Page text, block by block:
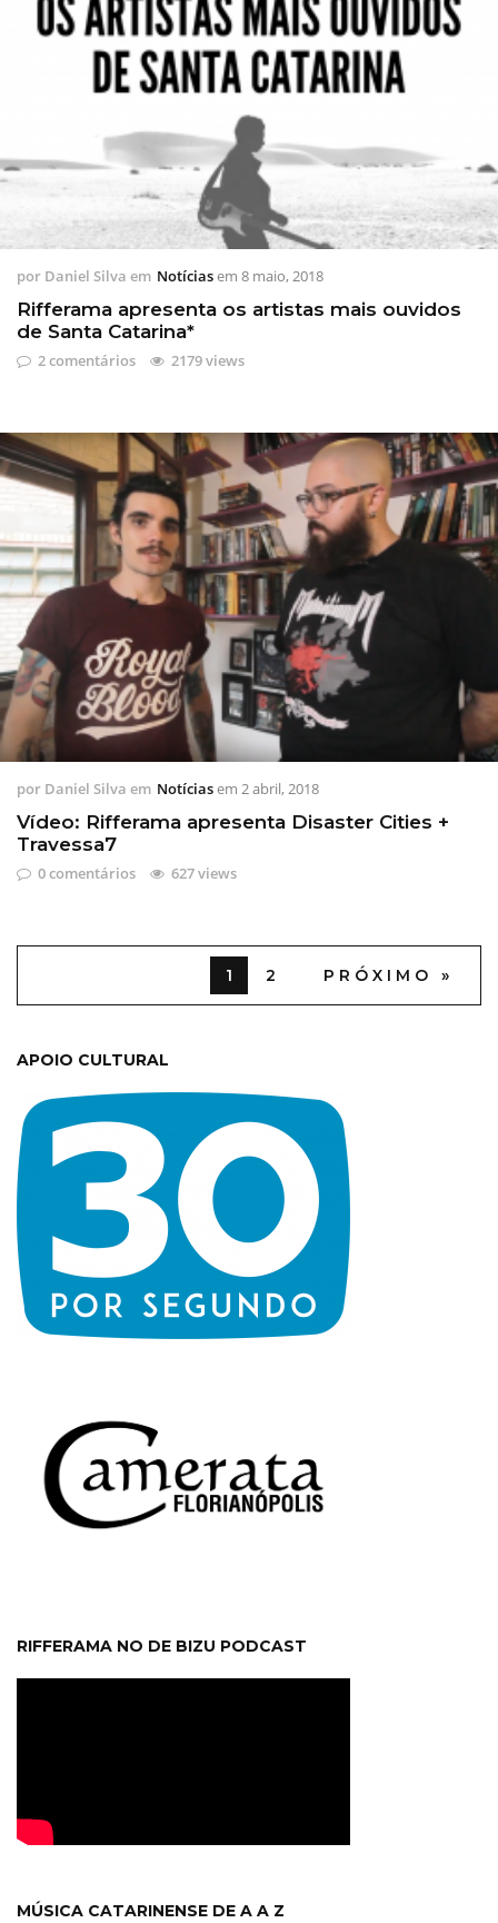
por Daniel Silva em Notíciasem 8 maio, 2018
Rifferama apresenta os artistas mais ouvidos
de Santa Catarina*
2 comentários 2179 views
por Daniel Silva em Notíciasem 2 abril, 2018
Vídeo: Rifferama apresenta Disaster Cities +
Travessa7
0 comentários 627 views
1 2 PRÓXIMO »
APOIO CULTURAL
RIFFERAMA NO DE BIZU PODCAST
MÚSICA CATARINENSE DE A A Z